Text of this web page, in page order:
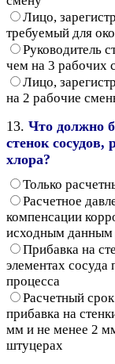
Лицо,
требуемый для
Руководитель
чем на 3 рабочих
Лицо,
на 2 рабочие
13. Что должно
стенок
хлора?
Только
Расчетное
компенсации
исходным данным
Прибавка на
элементах
процесса
Расчетный
прибавка на
мм и не менее 2
штуцерах